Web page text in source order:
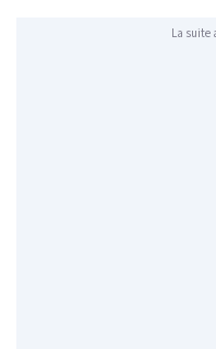
La suite